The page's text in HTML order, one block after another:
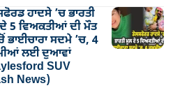
ਹਾਦਸੇ ’ਚ ਭਾਰਤੀ
5 ਵਿਅਕਤੀਆਂ ਦੀ ਮੌਤ
ਭਾਈਚਾਰਾ ਸਦਮੇ ’ਚ, 4
ਲਈ ਦੁਆਵਾਂ
SUV
News)